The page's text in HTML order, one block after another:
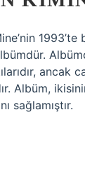
1993’te
ancak
Albüm,
sağlamıştır.